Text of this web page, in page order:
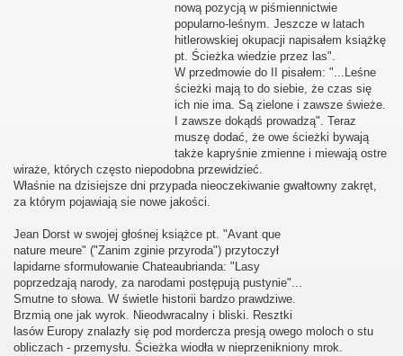
nową pozycją w piśmiennictwie
popularno-leśnym. Jeszcze w latach
hitlerowskiej okupacji napisałem książkę
pt. Ścieżka wiedzie przez las".
W przedmowie do II pisałem: "...Leśne
ścieżki mają to do siebie, że czas się
ich nie ima. Są zielone i zawsze świeże.
I zawsze dokądś prowadzą". Teraz
muszę dodać, że owe ścieżki bywają
także kapryśnie zmienne i miewają ostre
wiraże, których często niepodobna przewidzieć.
Właśnie na dzisiejsze dni przypada nieoczekiwanie gwałtowny zakręt,
za którym pojawiają sie nowe jakości.
Jean Dorst w swojej głośnej książce pt. "Avant que
nature meure" ("Zanim zginie przyroda") przytoczył
lapidarne sformułowanie Chateaubrianda: "Lasy
poprzedzają narody, za narodami postępują pustynie"...
Smutne to słowa. W świetle historii bardzo prawdziwe.
Brzmią one jak wyrok. Nieodwracalny i bliski. Resztki
lasów Europy znalazły się pod mordercza presją owego moloch o stu
obliczach - przemysłu. Ścieżka wiodła w nieprzenikniony mrok.